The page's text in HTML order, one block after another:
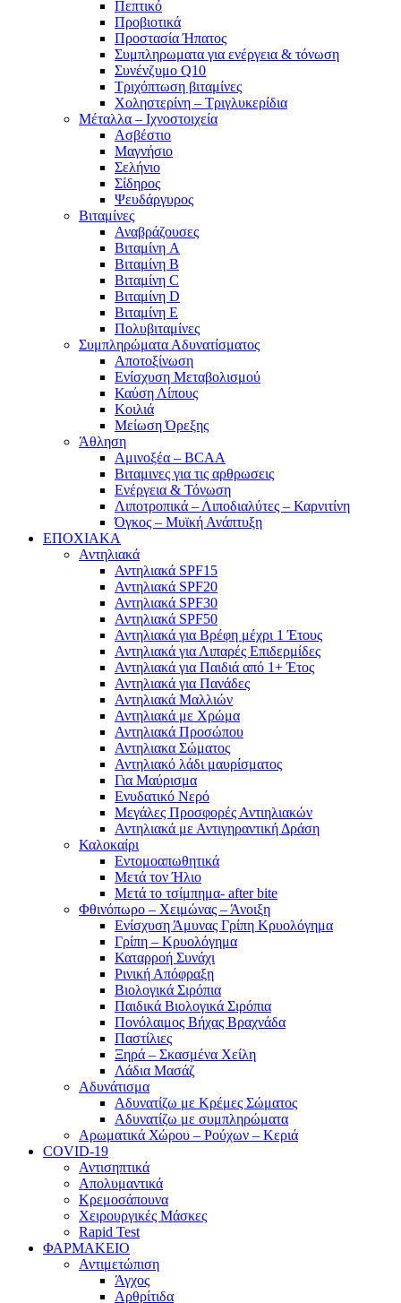
Πεπτικό
Προβιοτικά
Προστασία Ήπατος
Συμπληρωματα για ενέργεια & τόνωση
Συνένζυμο Q10
Τριχόπτωση βιταμίνες
Χοληστερίνη – Τριγλυκερίδια
Μέταλλα – Ιχνοστοιχεία
Ασβέστιο
Μαγνήσιο
Σελήνιο
Σίδηρος
Ψευδάργυρος
Βιταμίνες
Αναβράζουσες
Βιταμίνη A
Βιταμίνη B
Βιταμίνη C
Βιταμίνη D
Βιταμίνη E
Πολυβιταμίνες
Συμπληρώματα Αδυνατίσματος
Αποτοξίνωση
Ενίσχυση Μεταβολισμού
Καύση Λίπους
Κοιλιά
Μείωση Όρεξης
Άθληση
Αμινοξέα – BCAA
Βιταμινες για τις αρθρωσεις
Ενέργεια & Τόνωση
Λιποτροπικά – Λιποδιαλύτες – Καρνιτίνη
Όγκος – Μυϊκή Ανάπτυξη
ΕΠΟΧΙΑΚΑ
Αντηλιακά
Αντηλιακά SPF15
Αντηλιακά SPF20
Αντηλιακά SPF30
Αντηλιακά SPF50
Αντηλιακά για Βρέφη μέχρι 1 Έτους
Αντηλιακά για Λιπαρές Επιδερμίδες
Αντηλιακά για Παιδιά από 1+ Έτος
Αντηλιακά για Πανάδες
Αντηλιακά Μαλλιών
Αντηλιακά με Χρώμα
Αντηλιακά Προσώπου
Αντηλιακα Σώματος
Αντηλιακό λάδι μαυρίσματος
Για Μαύρισμα
Ενυδατικό Νερό
Μεγάλες Προσφορές Αντιηλιακών
Αντηλιακά με Αντιγηραντική Δράση
Καλοκαίρι
Εντομοαπωθητικά
Μετά τον Ήλιο
Μετά το τσίμπημα- after bite
Φθινόπωρο – Χειμώνας – Άνοιξη
Ενίσχυση Άμυνας Γρίπη Κρυολόγημα
Γρίπη – Κρυολόγημα
Καταρροή Συνάχι
Ρινική Απόφραξη
Βιολογικά Σιρόπια
Παιδικά Βιολογικά Σιρόπια
Πονόλαιμος Βήχας Βραχνάδα
Παστίλιες
Ξηρά – Σκασμένα Χείλη
Λάδια Μασάζ
Αδυνάτισμα
Αδυνατίζω με Κρέμες Σώματος
Αδυνατίζω με συμπληρώματα
Αρωματικά Χώρου – Ρούχων – Κεριά
COVID-19
Αντισηπτικά
Απολυμαντικά
Κρεμοσάπουνα
Χειρουργικές Μάσκες
Rapid Test
ΦΑΡΜΑΚΕΙΟ
Αντιμετώπιση
Άγχος
Αρθρίτιδα